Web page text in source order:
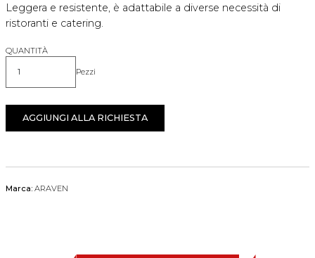
Leggera e resistente, è adattabile a diverse necessità di
ristoranti e catering.
QUANTITÀ
Quantità Pezzi
AGGIUNGI ALLA RICHIESTA
Marca: ARAVEN